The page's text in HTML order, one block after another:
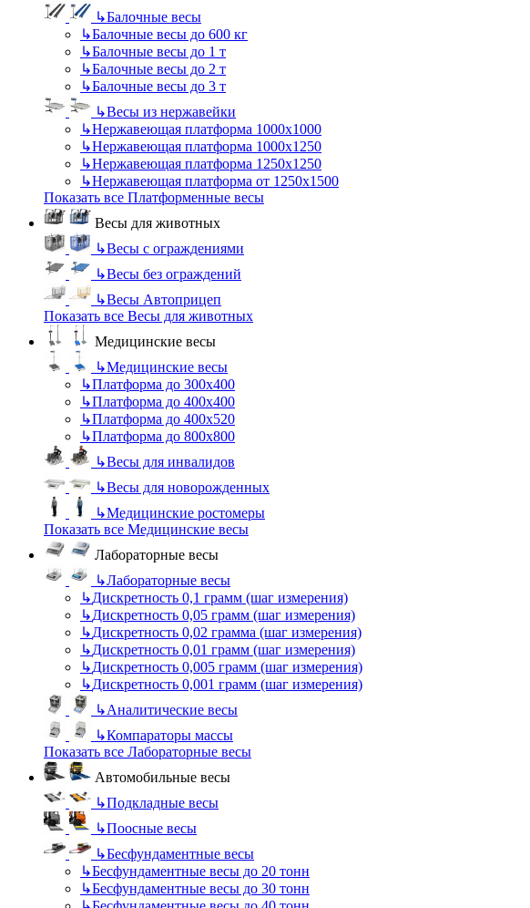
↳Балочные весы
↳Балочные весы до 600 кг
↳Балочные весы до 1 т
↳Балочные весы до 2 т
↳Балочные весы до 3 т
↳Весы из нержавейки
↳Нержавеющая платформа 1000х1000
↳Нержавеющая платформа 1000х1250
↳Нержавеющая платформа 1250х1250
↳Нержавеющая платформа от 1250х1500
Показать все Платформенные весы
Весы для животных
↳Весы с ограждениями
↳Весы без ограждений
↳Весы Автоприцеп
Показать все Весы для животных
Медицинские весы
↳Медицинские весы
↳Платформа до 300х400
↳Платформа до 400х400
↳Платформа до 400х520
↳Платформа до 800х800
↳Весы для инвалидов
↳Весы для новорожденных
↳Медицинские ростомеры
Показать все Медицинские весы
Лабораторные весы
↳Лабораторные весы
↳Дискретность 0,1 грамм (шаг измерения)
↳Дискретность 0,05 грамм (шаг измерения)
↳Дискретность 0,02 грамма (шаг измерения)
↳Дискретность 0,01 грамм (шаг измерения)
↳Дискретность 0,005 грамм (шаг измерения)
↳Дискретность 0,001 грамм (шаг измерения)
↳Аналитические весы
↳Компараторы массы
Показать все Лабораторные весы
Автомобильные весы
↳Подкладные весы
↳Поосные весы
↳Бесфундаментные весы
↳Бесфундаментные весы до 20 тонн
↳Бесфундаментные весы до 30 тонн